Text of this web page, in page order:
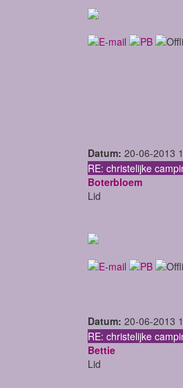
Datum: 20-06-2013
RE: christelijke
Boterbloem
Lid
Datum: 20-06-2013
RE: christelijke
Bettie
Lid